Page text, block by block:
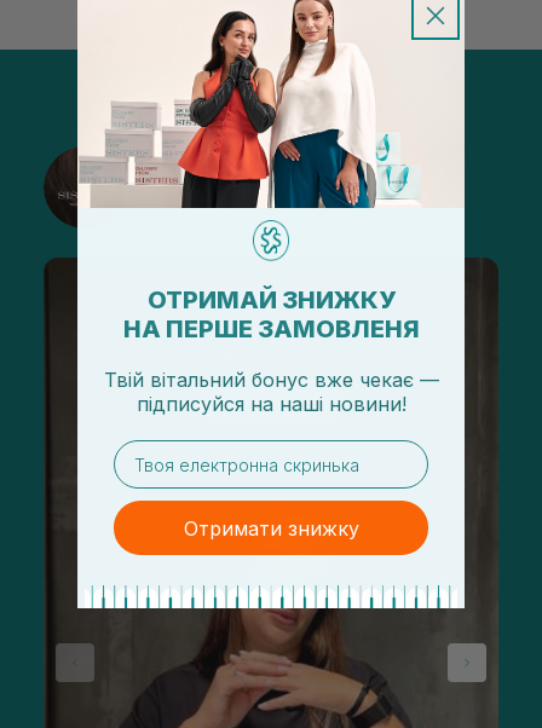
@sisters_stelmakh в Instagram
Підписатися
ОТРИМАЙ ЗНИЖКУ
НА ПЕРШЕ ЗАМОВЛЕНЯ
Твій вітальний бонус вже чекає —
підписуйся на наші новини!
email
Отримати знижку